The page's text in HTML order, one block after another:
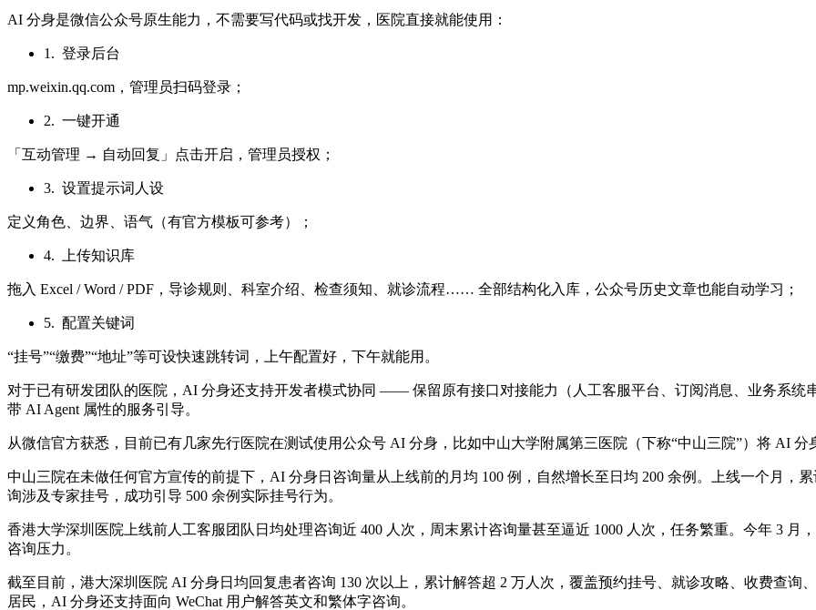
AI 分身是微信公众号原生能力，不需要写代码或找开发，医院直接就能使用：
1. 登录后台
mp.weixin.qq.com，管理员扫码登录；
2. 一键开通
「互动管理 → 自动回复」点击开启，管理员授权；
3. 设置提示词人设
定义角色、边界、语气（有官方模板可参考）；
4. 上传知识库
拖入 Excel / Word / PDF，导诊规则、科室介绍、检查须知、就诊流程…… 全部结构化入库，公众号历史文章也能自动学习；
5. 配置关键词
“挂号”“缴费”“地址”等可设快速跳转词，上午配置好，下午就能用。
对于已有研发团队的医院，AI 分身还支持开发者模式协同 —— 保留原有接口对接能力（人工客服平台、订阅消息、业务系统
带 AI Agent 属性的服务引导。
从微信官方获悉，目前已有几家先行医院在测试使用公众号 AI 分身，比如中山大学附属第三医院（下称“中山三院”）将 AI 分
中山三院在未做任何官方宣传的前提下，AI 分身日咨询量从上线前的月均 100 例，自然增长至日均 200 余例。上线一个月，
询涉及专家挂号，成功引导 500 余例实际挂号行为。
香港大学深圳医院上线前人工客服团队日均处理咨询近 400 人次，周末累计咨询量甚至逼近 1000 人次，任务繁重。今年 3
咨询压力。
截至目前，港大深圳医院 AI 分身日均回复患者咨询 130 次以上，累计解答超 2 万人次，覆盖预约挂号、就诊攻略、收费查询
居民，AI 分身还支持面向 WeChat 用户解答英文和繁体字咨询。